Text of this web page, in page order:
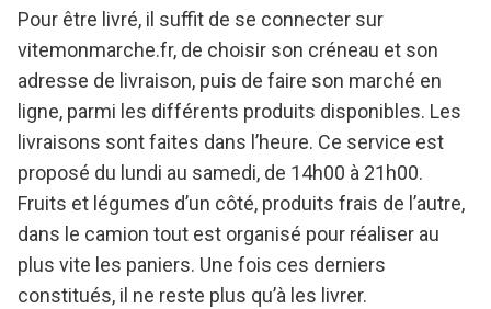
Pour être livré, il suffit de se connecter sur
vitemonmarche.fr, de choisir son créneau et son
adresse de livraison, puis de faire son marché en
ligne, parmi les différents produits disponibles. Les
livraisons sont faites dans l’heure. Ce service est
proposé du lundi au samedi, de 14h00 à 21h00.
Fruits et légumes d’un côté, produits frais de l’autre,
dans le camion tout est organisé pour réaliser au
plus vite les paniers. Une fois ces derniers
constitués, il ne reste plus qu’à les livrer.